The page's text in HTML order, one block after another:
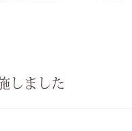
しました